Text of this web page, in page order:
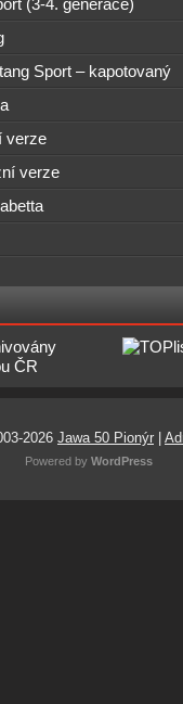
(3-4. generace)
Sport – kapotovaný
verze
verze
2026 Jawa 50 Pionýr
Powered by WordPress